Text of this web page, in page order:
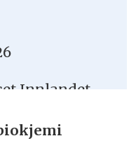
Innlandet